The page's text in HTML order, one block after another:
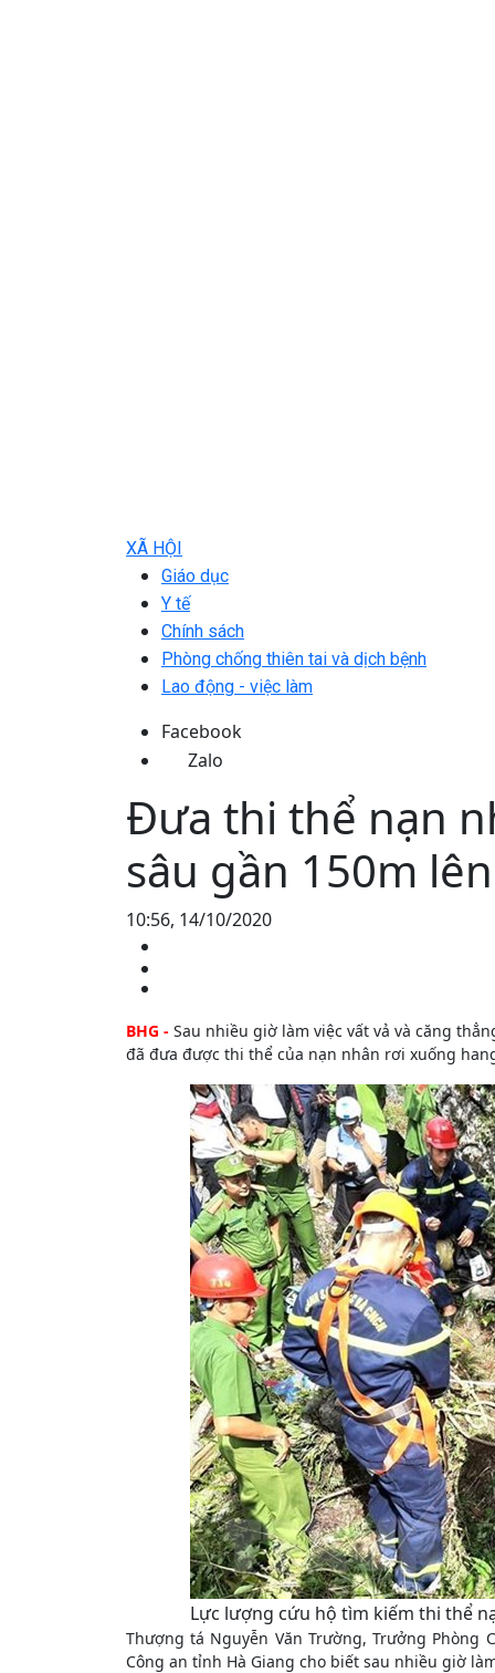
XÃ HỘI
Giáo dục
Y tế
Chính sách
Phòng chống thiên tai và dịch bệnh
Lao động - việc làm
Facebook
Zalo
Đưa thi thể nạn
sâu gần 150m
10:56, 14/10/2020
BHG -Sau nhiều giờ làm việc vất vả và căng
đã đưa được thi thể của nạn nhân rơi xuống
Lực lượng cứu hộ tìm kiếm thi thể
Thượng tá Nguyễn Văn Trường, Trưởng Phòng
Công an tỉnh Hà Giang cho biết sau nhiều giờ